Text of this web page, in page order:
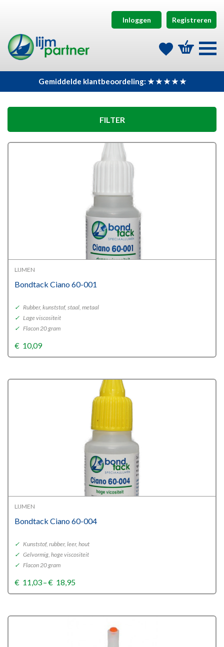
Inloggen Registreren
Gemiddelde klantbeoordeling: ★ ★ ★ ★ ★
FILTER
LIJMEN
Bondtack Ciano 60-001
✓ Rubber, kunststof, staal, metaal
✓ Lage viscositeit
✓ Flacon 20 gram
€ 10,09
LIJMEN
Bondtack Ciano 60-004
✓ Kunststof, rubber, leer, hout
✓ Gelvormig, hoge viscositeit
✓ Flacon 20 gram
€ 11,03–€ 18,95Price
range: